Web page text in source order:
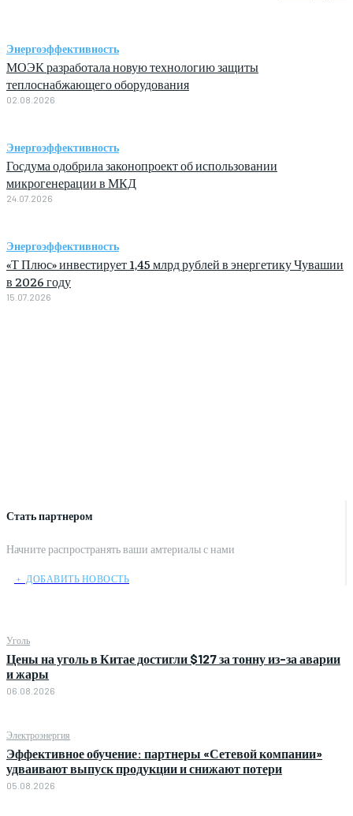
Стать партнером
Начните распространять ваши амтериалы с нами
﹢ ДОБАВИТЬ НОВОСТЬ
Уголь
Цены на уголь в Китае достигли $127 за тонну из-за аварии
и жары
06.08.2026
Электроэнергия
Эффективное обучение: партнеры «Сетевой компании»
удваивают выпуск продукции и снижают потери
05.08.2026
Энергоэффективность
МОЭК разработала новую технологию защиты
теплоснабжающего оборудования
02.08.2026
Энергоэффективность
Госдума одобрила законопроект об использовании
микрогенерации в МКД
24.07.2026
Энергоэффективность
«Т Плюс» инвестирует 1,45 млрд рублей в энергетику Чувашии
в 2026 году
15.07.2026